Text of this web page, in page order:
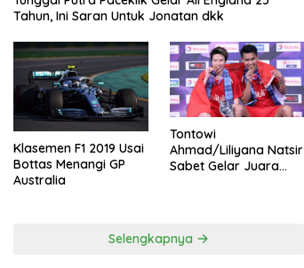
Tahun, Ini Saran Untuk Jonatan dkk
Klasemen F1 2019 Usai
Bottas Menangi GP
Australia
Tontowi
Ahmad/Liliyana Natsir
Sabet Gelar Juara
Selengkapnya